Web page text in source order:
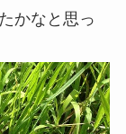
かなと思っ